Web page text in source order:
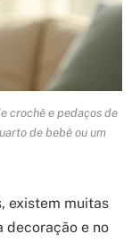
crochê e pedaços de
de bebê ou um
existem muitas
decoração e no